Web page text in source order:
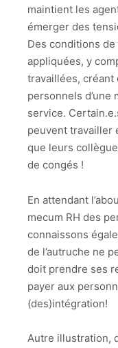
maintient les
émerger des
Des conditions
appliquées, y
travaillées,
personnels d’une
service.
peuvent travailler
que leurs
de congés !
En attendant
mecum RH des
connaissons
de l’autruche ne
doit prendre ses
payer aux
(des)intégration!
Autre illustration,